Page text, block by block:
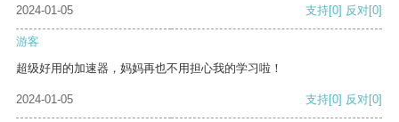
2024-01-05
支持[0] 反对[0]
游客
超级好用的加速器，妈妈再也不用担心我的学习啦！
2024-01-05 支持[0] 反对[0]